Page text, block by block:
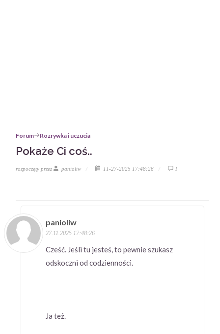
Forum Rozrywka i uczucia
Pokaże Ci coś..
rozpoczęty przez panioliw 11-27-2025 17:48:26 1
panioliw
27.11.2025 17:48:26
Cześć. Jeśli tu jesteś, to pewnie szukasz
odskoczni od codzienności.
Ja też.